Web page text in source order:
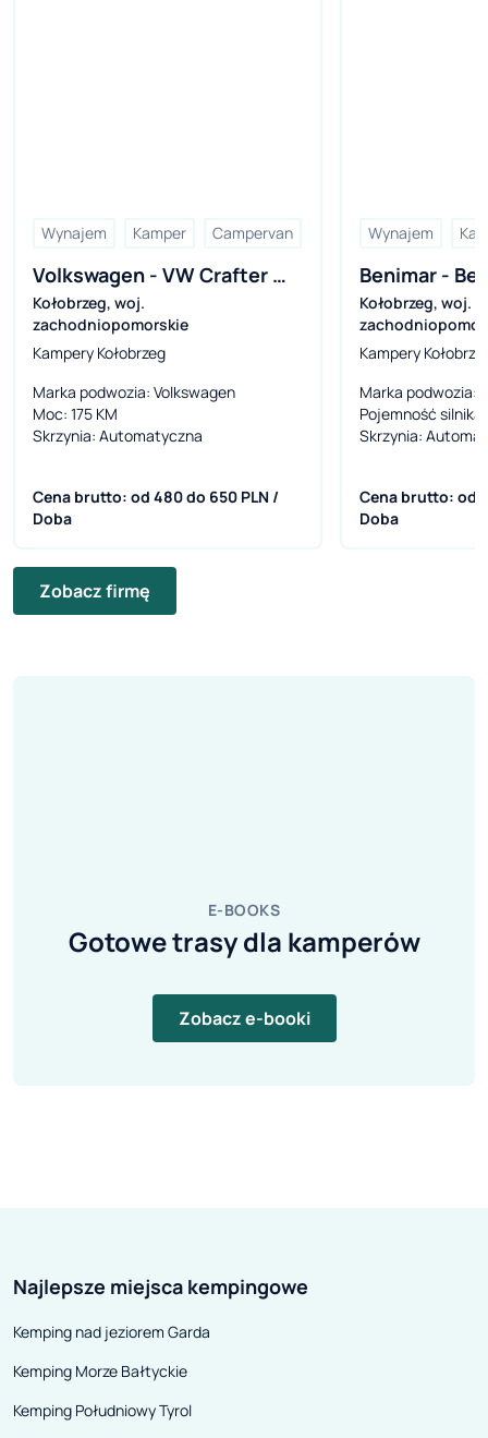
Wynajem Kamper Campervan
Volkswagen - VW Crafter
Grand California 600
Kołobrzeg, woj.
zachodniopomorskie
Kampery Kołobrzeg
Marka podwozia: Volkswagen
Moc: 175 KM
Skrzynia: Automatyczna
Cena brutto: od 480 do 650 PLN /
Doba
Wynajem
Benimar -
SE
Kołobrzeg, woj.
Kampery
Marka podwozia:
Pojemność silnika
Skrzynia:
Cena brutto: od
Doba
Zobacz firmę
E-BOOKS
Gotowe trasy dla kamperów
Zobacz e-booki
Najlepsze miejsca kempingowe
Kemping nad jeziorem Garda
Kemping Morze Bałtyckie
Kemping Południowy Tyrol